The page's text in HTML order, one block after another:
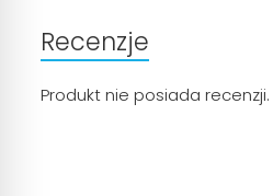
Recenzje
Produkt nie posiada recenzji.